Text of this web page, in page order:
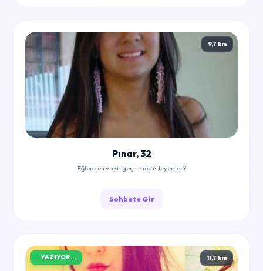
9,7 km
Pınar, 32
Eğlenceli vakit geçirmek isteyenler?
Sohbete Gir
YAZIYOR... 11,7 km